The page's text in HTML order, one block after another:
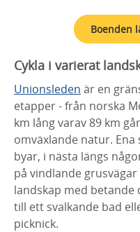
Boenden
Cykla i varierat
Unionsleden är en
etapper - från norska
km lång varav 89 km
omväxlande natur.
byar, i nästa längs
på vindlande
landskap med
till ett svalkande bad
picknick.